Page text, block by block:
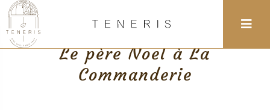
Retour
Le père Noel à La
Commanderie